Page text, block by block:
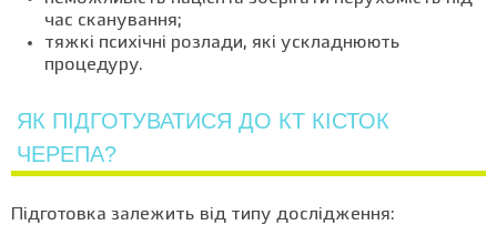
час сканування;
тяжкі психічні розлади, які ускладнюють
процедуру.
ЯК ПІДГОТУВАТИСЯ ДО КТ КІСТОК
ЧЕРЕПА?
Підготовка залежить від типу дослідження: